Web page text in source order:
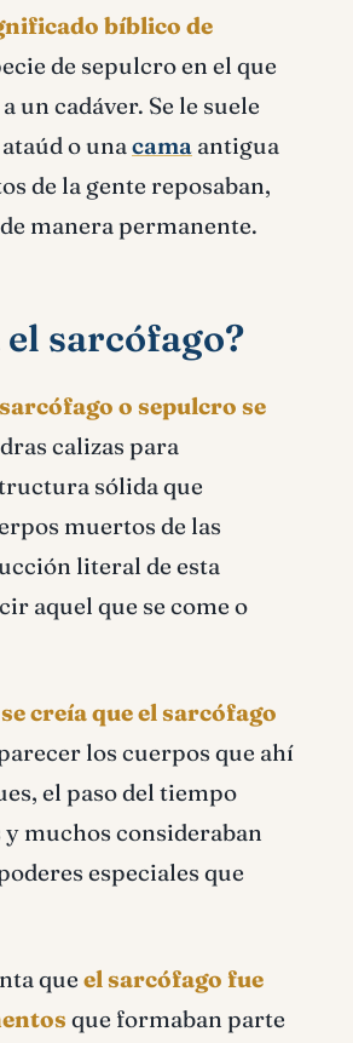
bíblico de
de sepulcro en el que
un cadáver. Se le suele
o unacama antigua
de la gente reposaban,
manera permanente.
el sarcófago?
o sepulcro se
calizas para
sólida que
muertos de las
literal de esta
aquel que se come o
se creía que el sarcófago
los cuerpos que ahí
el paso del tiempo
y muchos consideraban
especiales que
que el sarcófago fue
que formaban parte